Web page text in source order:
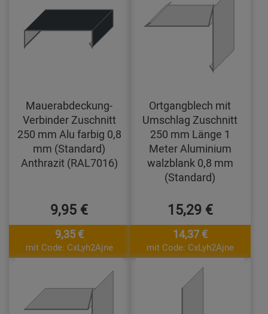
Mauerabdeckung-
Verbinder Zuschnitt
250 mm Alu farbig 0,8
mm (Standard)
Anthrazit (RAL7016)
9,95 €
9,35 €
mit Code: CxLyh2Ajne
Ortgangblech mit
Umschlag Zuschnitt
250 mm Länge 1
Meter Aluminium
walzblank 0,8 mm
(Standard)
15,29 €
14,37 €
mit Code: CxLyh2Ajne